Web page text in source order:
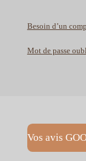
Besoin d’un
Mot de passe
Vos avis